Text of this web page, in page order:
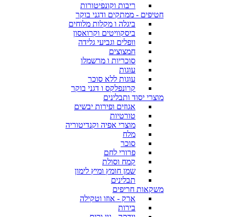
ריבות וקונפיטורות
חטיפים - ממתקים ודגני בוקר
ביגלה ו מקלות מלוחים
ביסקוויטים וקרואסון
וופלים וגביעי גלידה
חמצוצים
סוכריות ו מרשמלו
עוגות
עוגות ללא סוכר
קרונפלקס ו דגני בוקר
מוצרי יסוד ותבלינים
אגוזים ופירות יבשים
טורטיות
מוצרי אפיה וקנדיטוריה
מלח
סוכר
פרורי לחם
קמח וסולת
שמן חומץ ומיץ לימון
תבלינים
משקאות חריפים
ארק - אוזו וטקילה
בירות